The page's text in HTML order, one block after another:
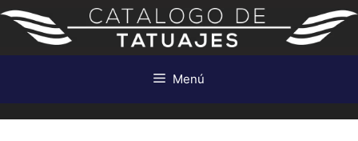
Saltar
contenido
Menú